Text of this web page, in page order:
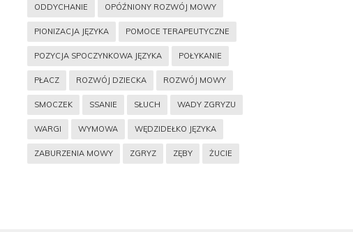
ODDYCHANIE OPÓŹNIONY ROZWÓJ MOWY
PIONIZACJA JĘZYKA POMOCE TERAPEUTYCZNE
POZYCJA SPOCZYNKOWA JĘZYKA POŁYKANIE
PŁACZ ROZWÓJ DZIECKA ROZWÓJ MOWY
SMOCZEK SSANIE SŁUCH WADY ZGRYZU
WARGI WYMOWA WĘDZIDEŁKO JĘZYKA
ZABURZENIA MOWY ZGRYZ ZĘBY ŻUCIE